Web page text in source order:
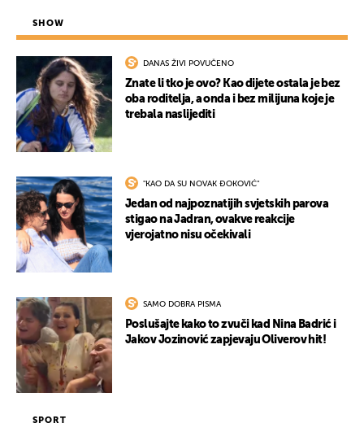
SHOW
DANAS ŽIVI POVUČENO
Znate li tko je ovo? Kao dijete ostala je bez
oba roditelja, a onda i bez milijuna koje je
trebala naslijediti
"KAO DA SU NOVAK ĐOKOVIĆ"
Jedan od najpoznatijih svjetskih parova
stigao na Jadran, ovakve reakcije
vjerojatno nisu očekivali
SAMO DOBRA PISMA
Poslušajte kako to zvuči kad Nina Badrić i
Jakov Jozinović zapjevaju Oliverov hit!
SPORT